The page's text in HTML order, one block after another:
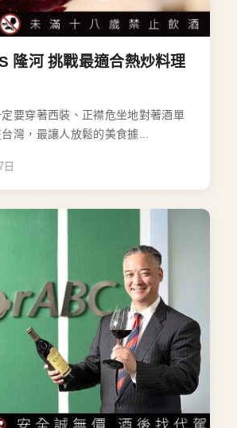
隆河 挑戰最適合熱炒料理
要穿著西裝、正襟危坐地對著酒單
灣，最讓人放鬆的美食據...